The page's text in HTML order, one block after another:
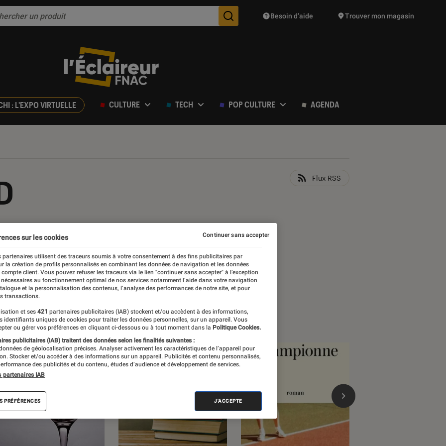
Des suggestions de produits vont vous être proposées
Besoin d’aide Trouver mon magasin
: L'EXPO VIRTUELLE CULTURE TECH POP CULTURE AGENDA
Flux RSS
les livres et les BD du moment, ainsi que
les auteurs qui nourrissent et enrichissent
la littérature.
sur les cookies
partenaires utilisent des traceurs soumis à votre consentement à des fins publicitaires par
la création de profils personnalisés en combinant les données de navigation et les données
compte client. Vous pouvez refuser les traceurs via le lien "continuer sans accepter" à l’exception
au fonctionnement optimal de nos services notamment l’aide dans votre navigation
et la personnalisation des contenus, l’analyse des performances de notre site, et pour
transactions.
et ses 421 partenaires publicitaires (IAB) stockent et/ou accèdent à des informations,
identifiants uniques de cookies pour traiter les données personnelles, sur un appareil. Vous
ou gérer vos préférences en cliquant ci-dessous ou à tout moment dans la Politique Cookies.
publicitaires (IAB) traitent des données selon les finalités suivantes :
de géolocalisation précises. Analyser activement les caractéristiques de l’appareil pour
Stocker et/ou accéder à des informations sur un appareil. Publicités et contenu personnalisés,
des publicités et du contenu, études d’audience et développement de services.
partenaires IAB
PRÉFÉRENCES J'ACCEPTE
Continuer sans accepter